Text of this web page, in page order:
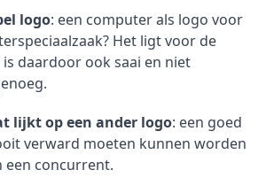
logo: een computer als logo voor
Het ligt voor de
daardoor ook saai en niet
lijkt op een ander logo: een goed
verward moeten kunnen worden
een concurrent.